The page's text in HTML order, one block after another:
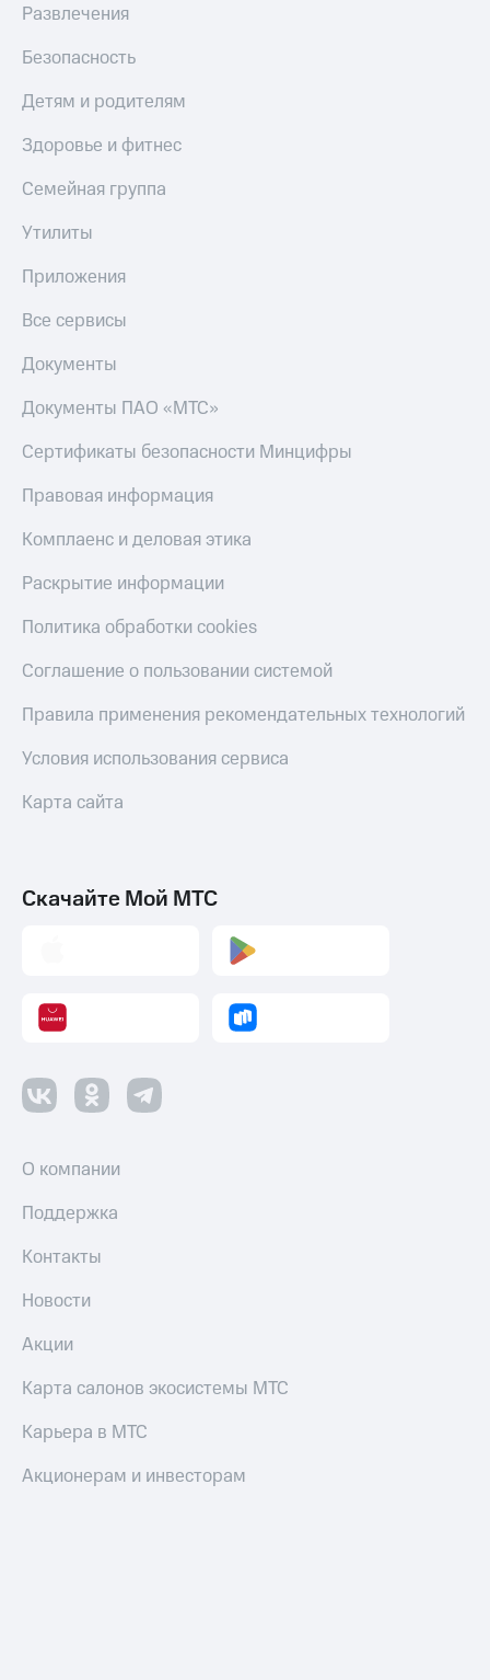
Развлечения
Безопасность
Детям и родителям
Здоровье и фитнес
Семейная группа
Утилиты
Приложения
Все сервисы
Документы
Документы ПАО «МТС»
Сертификаты безопасности Минцифры
Правовая информация
Комплаенс и деловая этика
Раскрытие информации
Политика обработки cookies
Соглашение о пользовании системой
Правила применения рекомендательных технологий
Условия использования сервиса
Карта сайта
Скачайте Мой МТС
О компании
Поддержка
Контакты
Новости
Акции
Карта салонов экосистемы МТС
Карьера в МТС
Акционерам и инвесторам